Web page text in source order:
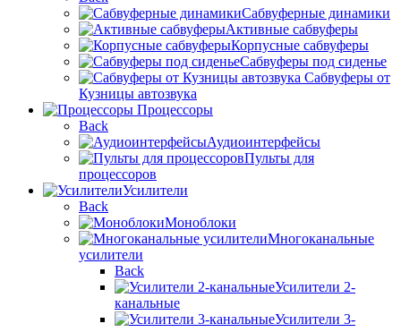
Сабвуферные динамики
Активные сабвуферы
Корпусные сабвуферы
Сабвуферы под сиденье
Сабвуферы от
Кузницы автозвука
Процессоры
Back
Аудиоинтерфейсы
Пульты для
процессоров
Усилители
Back
Моноблоки
Многоканальные
усилители
Back
Усилители 2-
канальные
Усилители 3-